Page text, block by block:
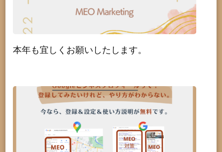
本年も宜しくお願いしたします。